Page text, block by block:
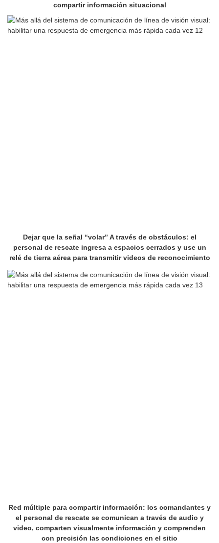
compartir información situacional
Dejar que la señal “volar” A través de obstáculos: el
personal de rescate ingresa a espacios cerrados y use un
relé de tierra aérea para transmitir videos de reconocimiento
Red múltiple para compartir información: los comandantes y
el personal de rescate se comunican a través de audio y
video, comparten visualmente información y comprenden
con precisión las condiciones en el sitio